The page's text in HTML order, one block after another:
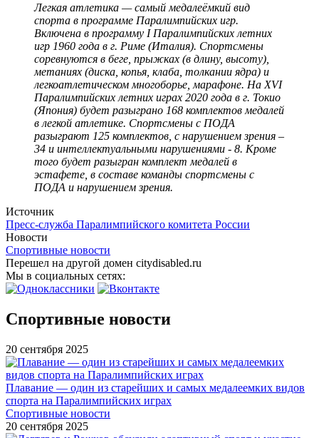
Легкая атлетика — самый медалеёмкий вид
спорта в программе Паралимпийских игр.
Включена в программу I Паралимпийских летних
игр 1960 года в г. Риме (Италия). Спортсмены
соревнуются в беге, прыжках (в длину, высоту),
метаниях (диска, копья, клаба, толкании ядра) и
легкоатлетическом многоборье, марафоне. На XVI
Паралимпийских летних играх 2020 года в г. Токио
(Япония) будет разыграно 168 комплектов медалей
в легкой атлетике. Спортсмены с ПОДА
разыграют 125 комплектов, с нарушением зрения –
34 и интеллектуальными нарушениями - 8. Кроме
того будет разыгран комплект медалей в
эстафете, в составе команды спортсмены с
ПОДА и нарушением зрения.
Источник
Пресс-служба Паралимпийского комитета России
Новости
Спортивные новости
Перешел на другой домен citydisabled.ru
Мы в социальных сетях:
Спортивные новости
20 сентября 2025
Плавание — один из старейших и самых медалеемких видов
спорта на Паралимпийских играх
Спортивные новости
20 сентября 2025